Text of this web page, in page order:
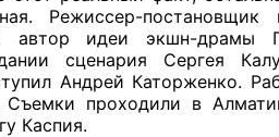
Режиссер-постановщик
автор идеи экшн-драмы
сценария Сергея
Андрей Каторженко.
проходили в
Каспия.